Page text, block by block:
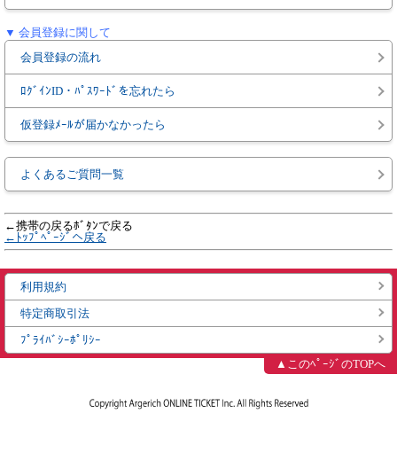
▼ 会員登録に関して
会員登録の流れ
ﾛｸﾞｲﾝID・ﾊﾟｽﾜｰﾄﾞを忘れたら
仮登録ﾒｰﾙが届かなかったら
よくあるご質問一覧
←携帯の戻るﾎﾞﾀﾝで戻る
←ﾄｯﾌﾟﾍﾟｰｼﾞへ戻る
利用規約
特定商取引法
ﾌﾟﾗｲﾊﾞｼｰﾎﾟﾘｼｰ
▲このﾍﾟｰｼﾞのTOPへ